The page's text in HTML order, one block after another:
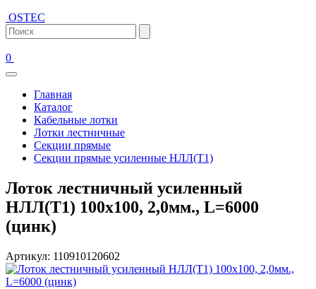
OSTEC
0
Главная
Каталог
Кабельные лотки
Лотки лестничные
Секции прямые
Секции прямые усиленные НЛЛ(Т1)
Лоток лестничный усиленный
НЛЛ(Т1) 100х100, 2,0мм., L=6000
(цинк)
Артикул: 110910120602